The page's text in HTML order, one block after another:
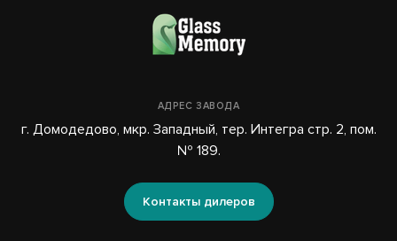
АДРЕС ЗАВОДА
г. Домодедово, мкр. Западный, тер. Интегра стр. 2, пом.
№ 189.
Контакты дилеров